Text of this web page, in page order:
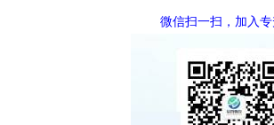
微信扫一扫，加入